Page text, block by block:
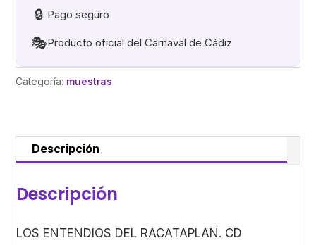
🔒 Pago seguro
🎭Producto oficial del Carnaval de Cádiz
Categoría: muestras
Descripción
Descripción
LOS ENTENDIOS DEL RACATAPLAN. CD